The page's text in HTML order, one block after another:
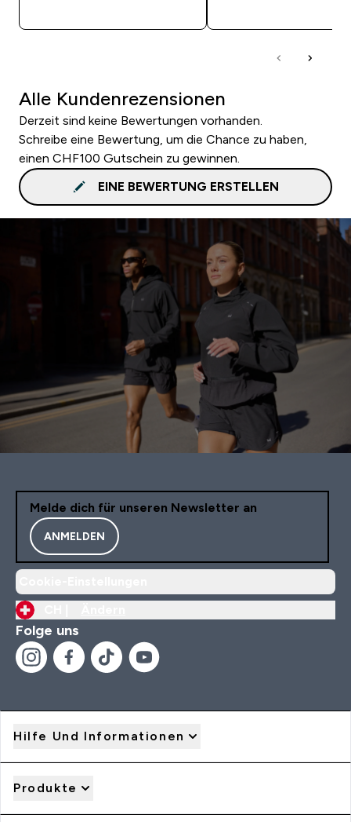
Alle Kundenrezensionen
Derzeit sind keine Bewertungen vorhanden.
Schreibe eine Bewertung, um die Chance zu haben,
einen CHF100 Gutschein zu gewinnen.
EINE BEWERTUNG ERSTELLEN
Melde dich für unseren Newsletter an
ANMELDEN
Folge uns
Hilfe Und Informationen
Produkte